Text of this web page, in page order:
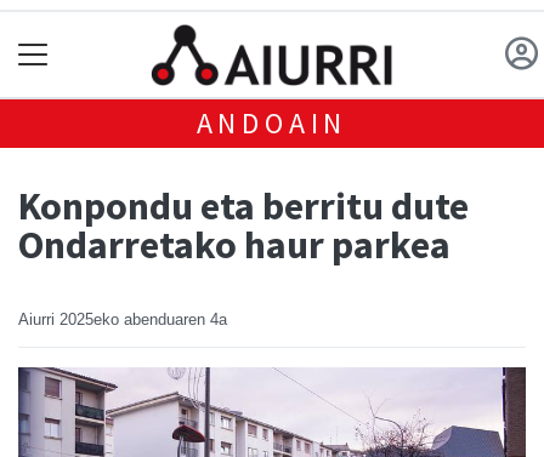
ANDOAIN
Konpondu eta berritu dute
Ondarretako haur parkea
Aiurri 2025eko abenduaren 4a